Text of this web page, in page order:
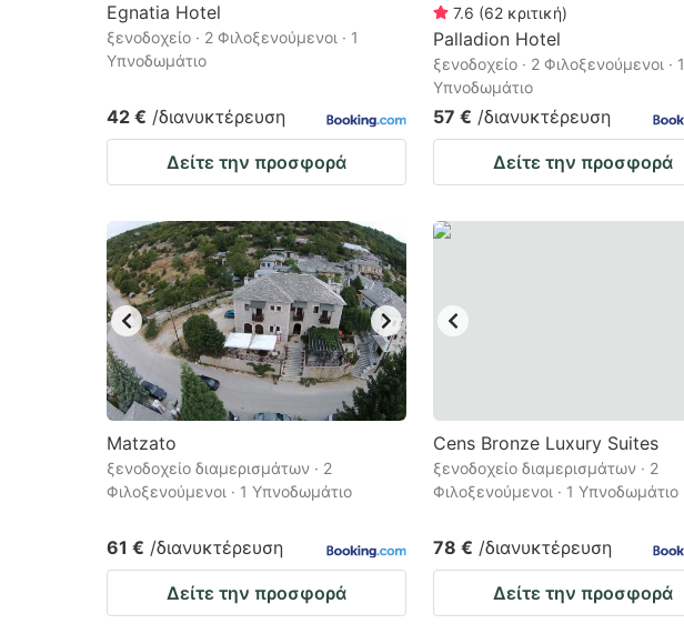
Egnatia Hotel
ξενοδοχείο · 2 Φιλοξενούμενοι · 1
Υπνοδωμάτιο
42 € /διανυκτέρευση
Δείτε την προσφορά
7.6 (62 κριτική)
Palladion Hotel
ξενοδοχείο · 2 Φιλοξενούμενοι · 1
Υπνοδωμάτιο
57 € /διανυκτέρευση
Δείτε την προσφορά
Matzato
ξενοδοχείο διαμερισμάτων · 2
Φιλοξενούμενοι · 1 Υπνοδωμάτιο
61 € /διανυκτέρευση
Δείτε την προσφορά
Cens Bronze Luxury Suites
ξενοδοχείο διαμερισμάτων · 2
Φιλοξενούμενοι · 1 Υπνοδωμάτιο
78 € /διανυκτέρευση
Δείτε την προσφορά